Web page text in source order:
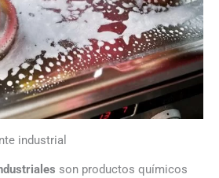
industrial
son productos químicos